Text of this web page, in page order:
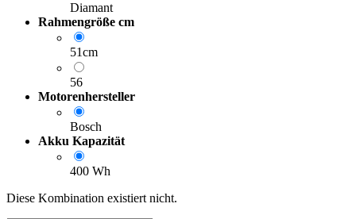
Diamant
Rahmengröße cm
51cm
56
Motorenhersteller
Bosch
Akku Kapazität
400 Wh
Diese Kombination existiert nicht.